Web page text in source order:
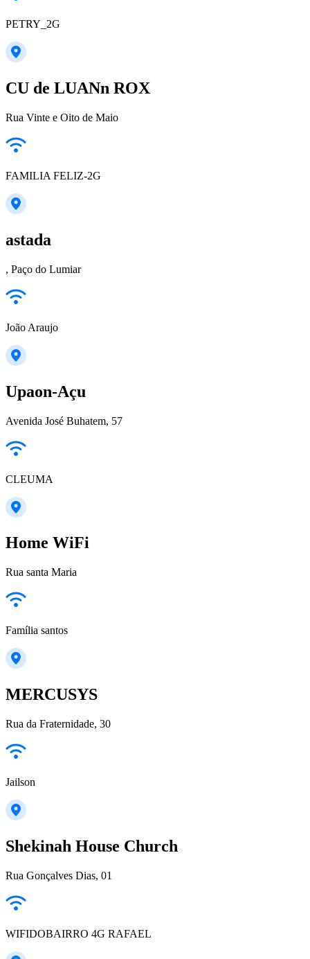
PETRY_2G
CU de LUANn ROX
Rua Vinte e Oito de Maio
FAMILIA FELIZ-2G
astada
, Paço do Lumiar
João Araujo
Upaon-Açu
Avenida José Buhatem, 57
CLEUMA
Home WiFi
Rua santa Maria
Família santos
MERCUSYS
Rua da Fraternidade, 30
Jailson
Shekinah House Church
Rua Gonçalves Dias, 01
WIFIDOBAIRRO 4G RAFAEL